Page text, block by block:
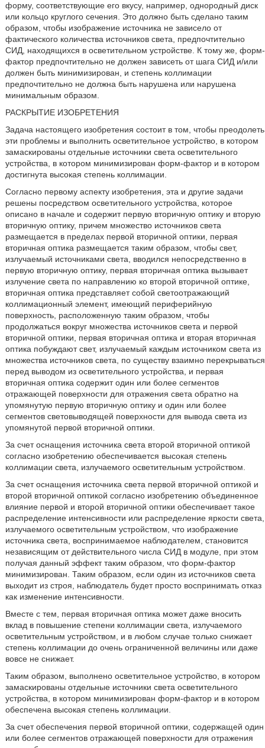
форму, соответствующие его вкусу, например, однородный диск
или кольцо круглого сечения. Это должно быть сделано таким
образом, чтобы изображение источника не зависело от
фактического количества источников света, предпочтительно
СИД, находящихся в осветительном устройстве. К тому же, форм-
фактор предпочтительно не должен зависеть от шага СИД и/или
должен быть минимизирован, и степень коллимации
предпочтительно не должна быть нарушена или нарушена
минимальным образом.
РАСКРЫТИЕ ИЗОБРЕТЕНИЯ
Задача настоящего изобретения состоит в том, чтобы преодолеть
эти проблемы и выполнить осветительное устройство, в котором
замаскированы отдельные источники света осветительного
устройства, в котором минимизирован форм-фактор и в котором
достигнута высокая степень коллимации.
Согласно первому аспекту изобретения, эта и другие задачи
решены посредством осветительного устройства, которое
описано в начале и содержит первую вторичную оптику и вторую
вторичную оптику, причем множество источников света
размещается в пределах первой вторичной оптики, первая
вторичная оптика размещается таким образом, чтобы свет,
излучаемый источниками света, вводился непосредственно в
первую вторичную оптику, первая вторичная оптика вызывает
излучение света по направлению ко второй вторичной оптике,
вторичная оптика представляет собой светоотражающий
коллимационный элемент, имеющий периферийную
поверхность, расположенную таким образом, чтобы
продолжаться вокруг множества источников света и первой
вторичной оптики, первая вторичная оптика и вторая вторичная
оптика побуждают свет, излучаемый каждым источником света из
множества источников света, по существу взаимно перекрываться
перед выводом из осветительного устройства, и первая
вторичная оптика содержит один или более сегментов
отражающей поверхности для отражения света обратно на
упомянутую первую вторичную оптику и один или более
сегментов световыводящей поверхности для вывода света из
упомянутой первой вторичной оптики.
За счет оснащения источника света второй вторичной оптикой
согласно изобретению обеспечивается высокая степень
коллимации света, излучаемого осветительным устройством.
За счет оснащения источника света первой вторичной оптикой и
второй вторичной оптикой согласно изобретению объединенное
влияние первой и второй вторичной оптики обеспечивает такое
распределение интенсивности или распределение яркости света,
излучаемого осветительным устройством, что изображение
источника света, воспринимаемое наблюдателем, становится
независящим от действительного числа СИД в модуле, при этом
получая данный эффект таким образом, что форм-фактор
минимизирован. Таким образом, если один из источников света
выходит из строя, наблюдатель будет просто воспринимать отказ
как изменение интенсивности.
Вместе с тем, первая вторичная оптика может даже вносить
вклад в повышение степени коллимации света, излучаемого
осветительным устройством, и в любом случае только снижает
степень коллимации до очень ограниченной величины или даже
вовсе не снижает.
Таким образом, выполнено осветительное устройство, в котором
замаскированы отдельные источники света осветительного
устройства, в котором минимизирован форм-фактор и в котором
обеспечена высокая степень коллимации.
За счет обеспечения первой вторичной оптики, содержащей один
или более сегментов отражающей поверхности для отражения